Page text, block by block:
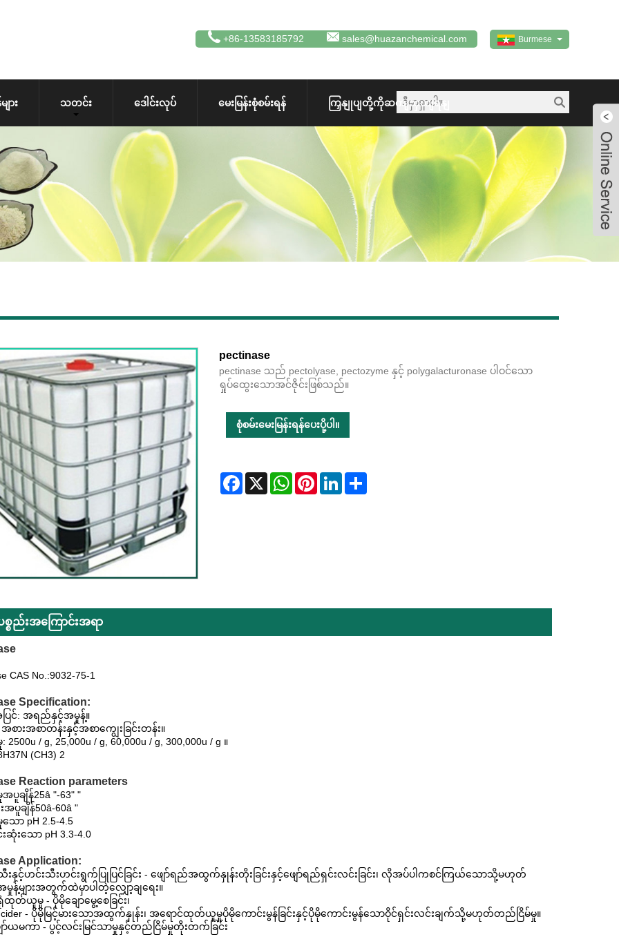
Burmese
+86-13583185792 sales@huazanchemical.com
ား သတင်း ဒေါင်းလုပ် မေးမြန်းစုံစမ်းရန် ကြှနျုပျတို့ကိုဆကျသှယျရနျ
pectinase
pectinase သည် pectolyase, pectozyme နှင့် polygalacturonase ပါဝင်သော
ရှုပ်ထွေးသောအင်ဇိုင်းဖြစ်သည်။
စုံစမ်းမေးမြန်းရန်ပေးပို့ပါ။
Facebook
X WhatsAppPinterestLinkedInShare
စည်းအကြောင်းအရာ
CAS No.:9032-75-1
Specification:
င်: အရည်နှင့်အမှုန့်။
ားအစာတန်းနှင့်အစာကျွေးခြင်းတန်း။
2500u / g, 25,000u / g, 60,000u / g, 300,000u / g ။
(CH3) 2
Reaction parameters
ပူချိန်25â "-63" "
ပူချိန်50â-60â "
ော pH 2.5-4.5
ဆုံးသော pH 3.3-4.0
Application:
နှင့်ဟင်းသီးဟင်းရွက်ပြုပြင်ခြင်း - ဖျော်ရည်အထွက်နှုန်းတိုးခြင်းနှင့်ဖျော်ရည်ရှင်းလင်းခြင်း၊ လိုအပ်ပါကစင်ကြယ်သောသို့မဟုတ်
န့်များအတွက်ထဲမှာပါတဲ့လျှော့ချရေး။
တ်ယူမှု - ပိုမိုချောမွေ့စေခြင်း၊
cider - ပိုမိုမြင့်မားသောအထွက်နှုန်း၊ အရောင်ထုတ်ယူမှုပိုမိုကောင်းမွန်ခြင်းနှင့်ပိုမိုကောင်းမွန်သောဝိုင်ရှင်းလင်းချက်သို့မဟုတ်တည်ငြိမ်မှု။
ာ်ယမကာ - ပွင့်လင်းမြင်သာမှုနှင့်တည်ငြိမ်မှုတိုးတက်ခြင်း